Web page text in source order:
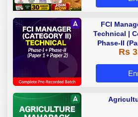
FCI
Technical |
Phase-II
CompleteRs